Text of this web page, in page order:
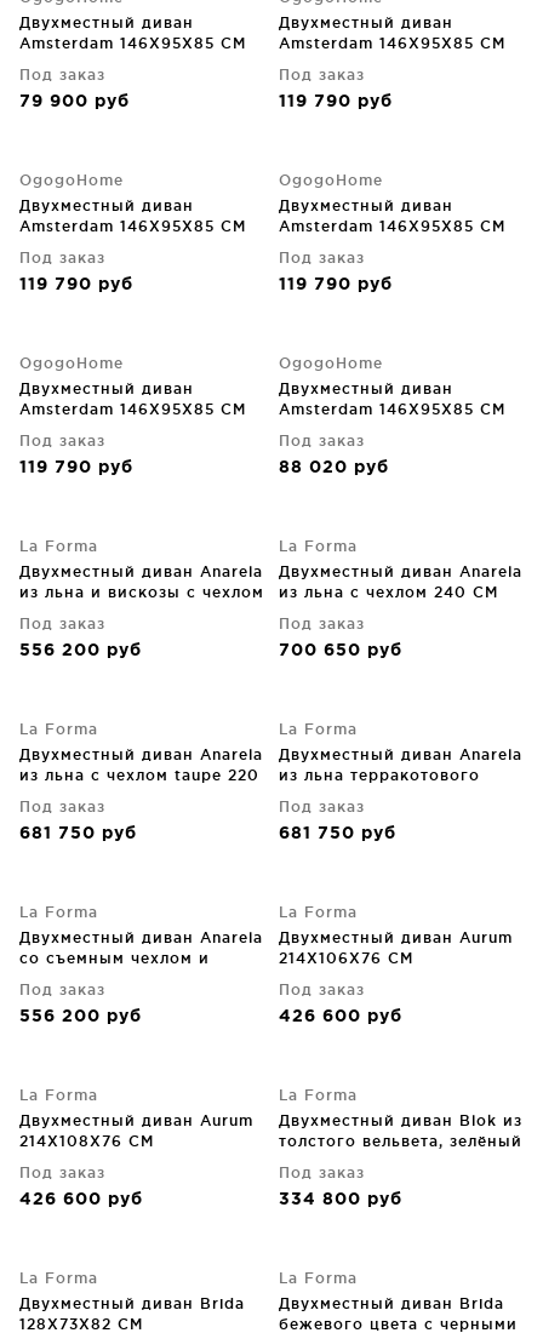
Двухместный диван
Amsterdam 146X95X85 CM
Под заказ
79 900 руб
Двухместный диван
Amsterdam 146X95X85 CM
Под заказ
119 790 руб
OgogoHome
Двухместный диван
Amsterdam 146X95X85 CM
Под заказ
119 790 руб
OgogoHome
Двухместный диван
Amsterdam 146X95X85 CM
Под заказ
119 790 руб
OgogoHome
Двухместный диван
Amsterdam 146X95X85 CM
Под заказ
119 790 руб
OgogoHome
Двухместный диван
Amsterdam 146X95X85 CM
Под заказ
88 020 руб
La Forma
Двухместный диван Anarela
из льна и вискозы с чехлом
240X107X64 CM
Под заказ
556 200 руб
La Forma
Двухместный диван Anarela
из льна с чехлом 240 CM
Под заказ
700 650 руб
La Forma
Двухместный диван Anarela
из льна с чехлом taupe 220
Под заказ
681 750 руб
La Forma
Двухместный диван Anarela
из льна терракотового
220X107X64 CM
Под заказ
681 750 руб
La Forma
Двухместный диван Anarela
со съемным чехлом и
льна 240X107X64 CM
Под заказ
556 200 руб
La Forma
Двухместный диван Aurum
214X106X76 CM
Под заказ
426 600 руб
La Forma
Двухместный диван Aurum
214X108X76 CM
Под заказ
426 600 руб
La Forma
Двухместный диван Blok из
толстого вельвета, зелёный
Под заказ
334 800 руб
La Forma
Двухместный диван Brida
128X73X82 CM
La Forma
Двухместный диван Brida
бежевого цвета с черными